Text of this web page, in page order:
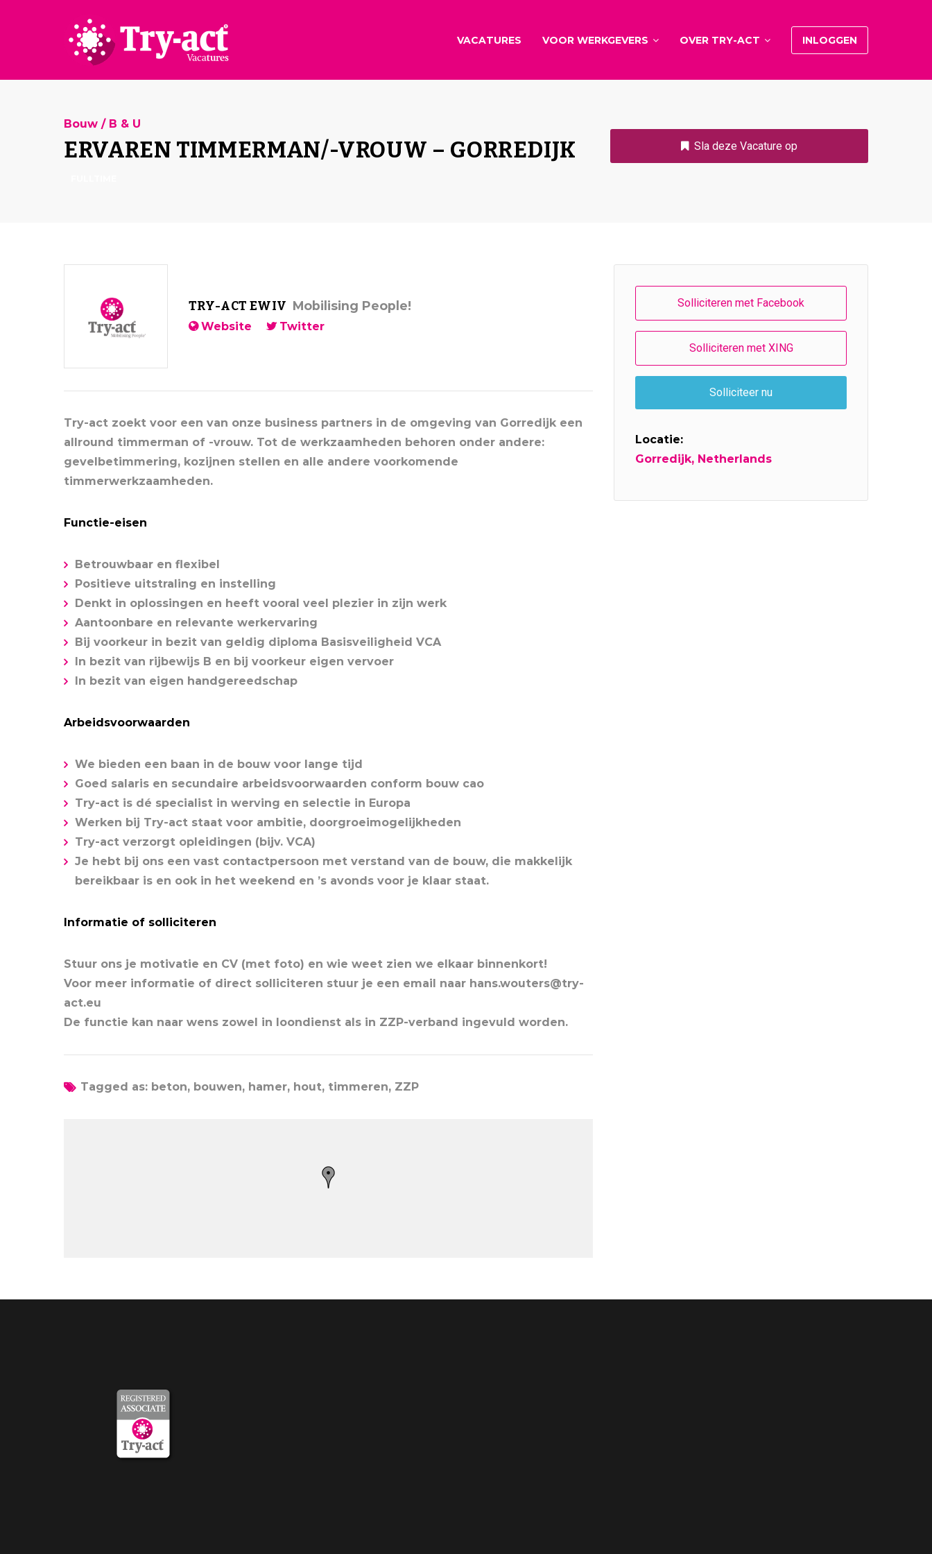
VACATURES VOOR WERKGEVERS OVER TRY-ACT INLOGGEN
Bouw / B & U
ERVAREN TIMMERMAN/-VROUW – GORREDIJK Sla deze Vacature op
TRY-ACT EWIV Mobilising People!
Website Twitter
Try-act zoekt voor een van onze business partners in de omgeving van Gorredijk een
allround timmerman of -vrouw. Tot de werkzaamheden behoren onder andere:
gevelbetimmering, kozijnen stellen en alle andere voorkomende
timmerwerkzaamheden.
Functie-eisen
Betrouwbaar en flexibel
Positieve uitstraling en instelling
Denkt in oplossingen en heeft vooral veel plezier in zijn werk
Aantoonbare en relevante werkervaring
Bij voorkeur in bezit van geldig diploma Basisveiligheid VCA
In bezit van rijbewijs B en bij voorkeur eigen vervoer
In bezit van eigen handgereedschap
Arbeidsvoorwaarden
We bieden een baan in de bouw voor lange tijd
Goed salaris en secundaire arbeidsvoorwaarden conform bouw cao
Try-act is dé specialist in werving en selectie in Europa
Werken bij Try-act staat voor ambitie, doorgroeimogelijkheden
Try-act verzorgt opleidingen (bijv. VCA)
Je hebt bij ons een vast contactpersoon met verstand van de bouw, die makkelijk
bereikbaar is en ook in het weekend en ’s avonds voor je klaar staat.
Informatie of solliciteren
Stuur ons je motivatie en CV (met foto) en wie weet zien we elkaar binnenkort!
Voor meer informatie of direct solliciteren stuur je een email naar hans.wouters@try-
act.eu
De functie kan naar wens zowel in loondienst als in ZZP-verband ingevuld worden.
Tagged as: beton, bouwen, hamer, hout, timmeren, ZZP
Locatie:
Gorredijk, Netherlands